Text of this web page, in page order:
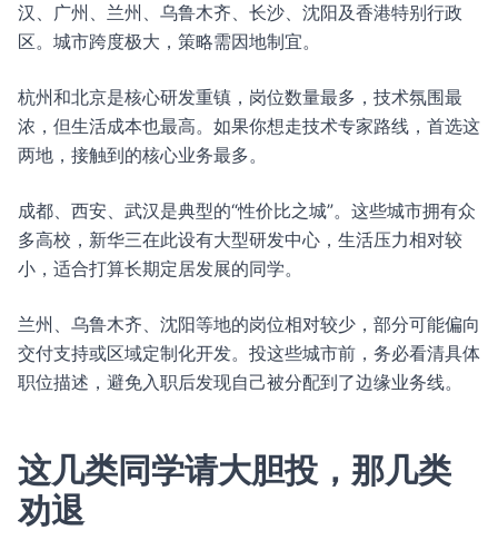
汉、广州、兰州、乌鲁木齐、长沙、沈阳及香港特别行政
区。城市跨度极大，策略需因地制宜。
杭州和北京是核心研发重镇，岗位数量最多，技术氛围最
浓，但生活成本也最高。如果你想走技术专家路线，首选这
两地，接触到的核心业务最多。
成都、西安、武汉是典型的“性价比之城”。这些城市拥有众
多高校，新华三在此设有大型研发中心，生活压力相对较
小，适合打算长期定居发展的同学。
兰州、乌鲁木齐、沈阳等地的岗位相对较少，部分可能偏向
交付支持或区域定制化开发。投这些城市前，务必看清具体
职位描述，避免入职后发现自己被分配到了边缘业务线。
这几类同学请大胆投，那几类
劝退